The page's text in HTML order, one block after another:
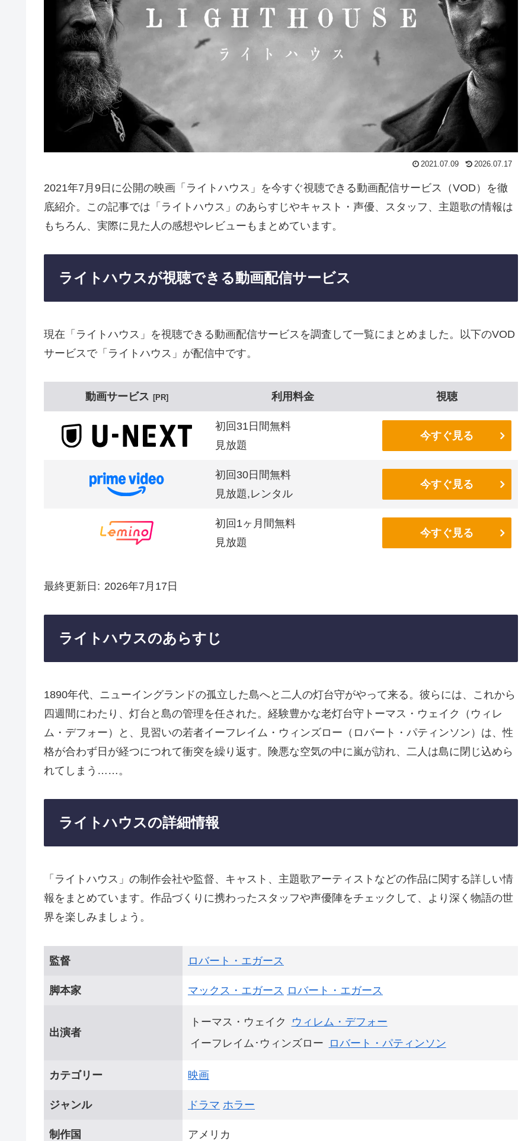
2021.07.09 2026.07.17
2021年7月9日に公開の映画「ライトハウス」を今すぐ視聴できる動画配信サービス（VOD）を徹
底紹介。この記事では「ライトハウス」のあらすじやキャスト・声優、スタッフ、主題歌の情報は
もちろん、実際に見た人の感想やレビューもまとめています。
ライトハウスが視聴できる動画配信サービス
現在「ライトハウス」を視聴できる動画配信サービスを調査して一覧にまとめました。以下のVOD
サービスで「ライトハウス」が配信中です。
動画サービス PR 利用料金 視聴
初回31日間無料
見放題
今すぐ見る
初回30日間無料
見放題,レンタル
今すぐ見る
初回1ヶ月間無料
見放題
今すぐ見る
最終更新日 2026年7月17日
ライトハウスのあらすじ
1890年代、ニューイングランドの孤立した島へと二人の灯台守がやって来る。彼らには、これから
四週間にわたり、灯台と島の管理を任された。経験豊かな老灯台守トーマス・ウェイク（ウィレ
ム・デフォー）と、見習いの若者イーフレイム・ウィンズロー（ロバート・パティンソン）は、性
格が合わず日が経つにつれて衝突を繰り返す。険悪な空気の中に嵐が訪れ、二人は島に閉じ込めら
れてしまう……。
ライトハウスの詳細情報
「ライトハウス」の制作会社や監督、キャスト、主題歌アーティストなどの作品に関する詳しい情
報をまとめています。作品づくりに携わったスタッフや声優陣をチェックして、より深く物語の世
界を楽しみましょう。
監督 ロバート・エガース
脚本家 マックス・エガース ロバート・エガース
出演者
トーマス・ウェイク
ウィレム・デフォー
イーフレイム･ウィンズロー
ロバート・パティンソン
カテゴリー 映画
ジャンル ドラマ ホラー
制作国 アメリカ